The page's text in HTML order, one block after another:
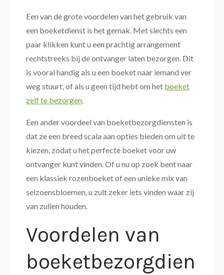
Een van de grote voordelen van het gebruik van
een boeketdienst is het gemak. Met slechts een
paar klikken kunt u een prachtig arrangement
rechtstreeks bij de ontvanger laten bezorgen. Dit
is vooral handig als u een boeket naar iemand ver
weg stuurt, of als u geen tijd hebt om het boeket
zelf te bezorgen.
Een ander voordeel van boeketbezorgdiensten is
dat ze een breed scala aan opties bieden om uit te
kiezen, zodat u het perfecte boeket voor uw
ontvanger kunt vinden. Of u nu op zoek bent naar
een klassiek rozenboeket of een unieke mix van
seizoensbloemen, u zult zeker iets vinden waar zij
van zullen houden.
Voordelen van
boeketbezorgdien